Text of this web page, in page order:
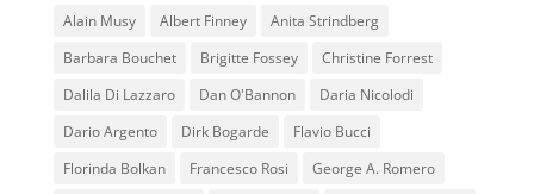
Alain Musy Albert Finney
Anita Strindberg
Barbara Bouchet
Brigitte Fossey
Christine Forrest
Dalila Di Lazzaro
Dan O'Bannon
Daria Nicolodi
Dario Argento
Dirk Bogarde
Flavio Bucci
Florinda Bolkan
Francesco Rosi
George A. Romero